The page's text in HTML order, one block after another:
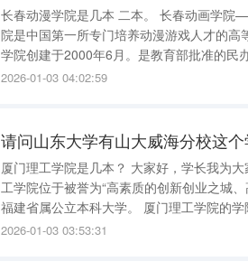
长春动漫学院是几本 二本。 长春动画学院—既吉林动画学院。吉林动画学院是二本。吉林动画学
院是中国第一所专门培养动漫游戏人才的高等学
学院创建于2000年6月。是教育部批准的民
专业，其中动画专业位居同专业全国排名第一。 该校自创建以来，先后被教育部评为全国
2026-01-03 04:02:59
请问山东大学有山大威海分校这个
厦门理工学院是几本？ 大家好，学长我为大家准备了的厦门理工学院介绍，不要错过了。 厦门理
工学院位于被誉为“高素质的创新创业之城
福建省属公立本科大学。 厦门理工学院的学院 学校现设有机械与汽车工程学院、材料科学与工程
学院、电气工程与自动化学院、光电与通信
2026-01-03 03:53:31